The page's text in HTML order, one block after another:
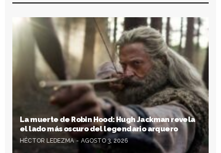
La muerte de Robin Hood: Hugh Jackman revela
el lado más oscuro del legendario arquero
HÉCTOR LEDEZMA AGOSTO 3, 2026